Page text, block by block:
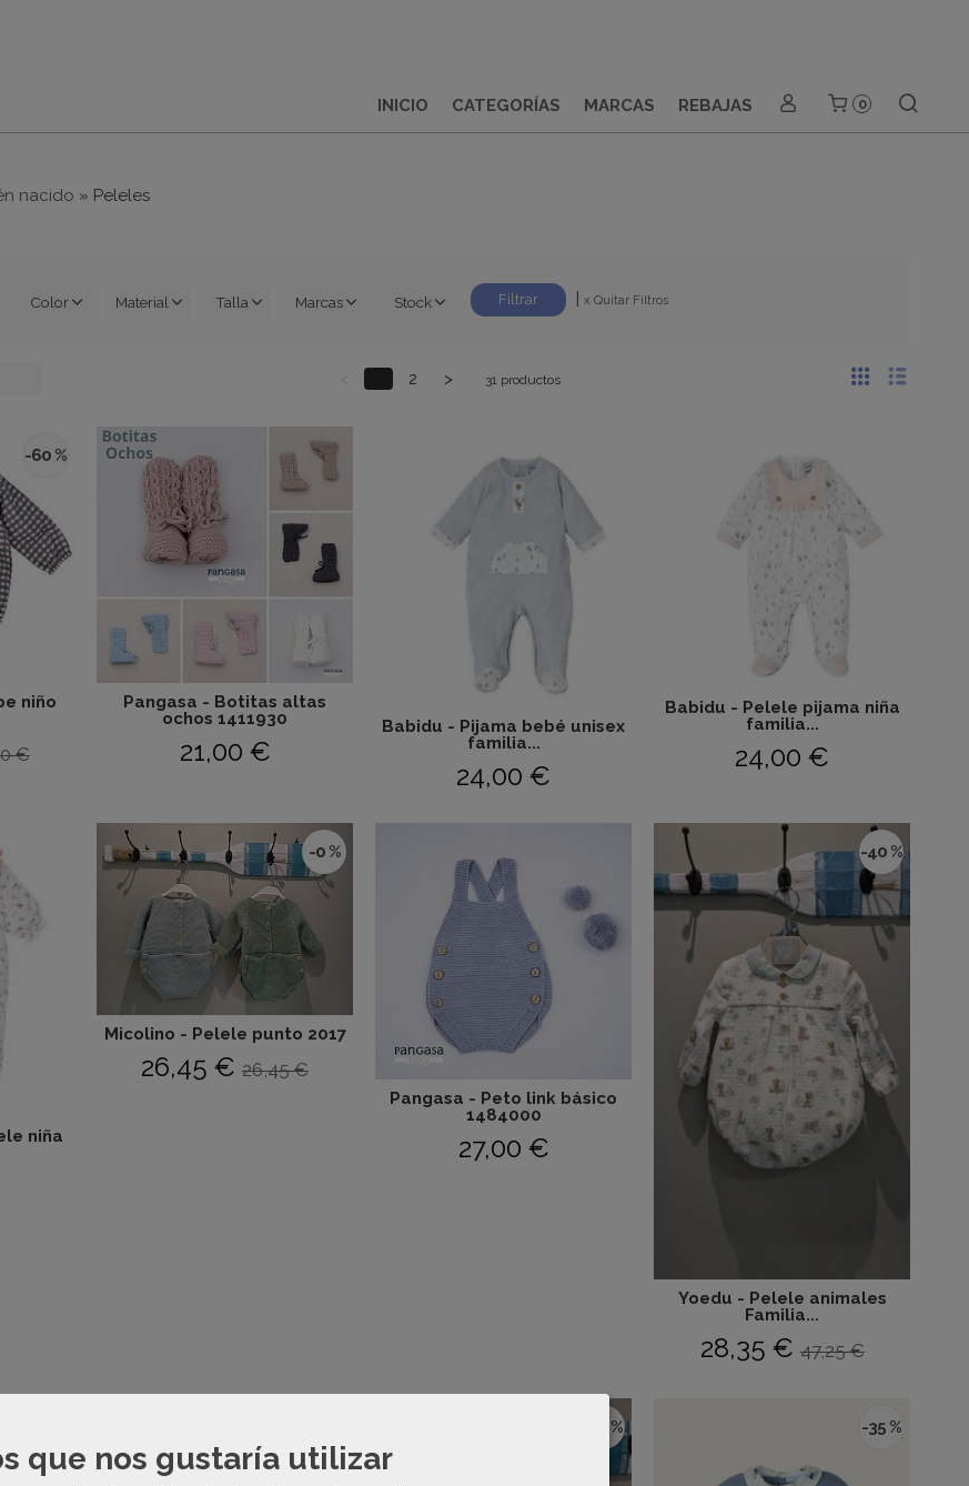
INICIO CATEGORÍAS MARCAS REBAJAS 0
nacido » Peleles
Color Material Talla Marcas Stock | x Quitar Filtros
2 > 31 productos
-60 %
niño
€
Pangasa - Botitas altas
ochos 1411930
21,00 €
Babidu - Pijama bebé unisex
familia...
24,00 €
Babidu - Pelele pijama niña
familia...
24,00 €
niña
-0 %
Micolino - Pelele punto 2017
26,45 € 26,45 €
Pangasa - Peto link básico
1484000
27,00 €
-40 %
Yoedu - Pelele animales
Familia...
28,35 € 47,25 €
-25 % -35 %
que nos gustaría utilizar